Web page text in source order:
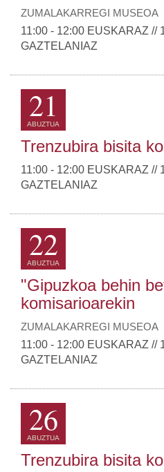
ZUMALAKARREGI MUSEOA
11:00 - 12:00 EUSKARAZ //
GAZTELANIAZ
21
ABUZTUA
Trenzubira bisita
11:00 - 12:00 EUSKARAZ //
GAZTELANIAZ
22
ABUZTUA
"Gipuzkoa behin
komisarioarekin
ZUMALAKARREGI MUSEOA
11:00 - 12:00 EUSKARAZ //
GAZTELANIAZ
26
ABUZTUA
Trenzubira bisita